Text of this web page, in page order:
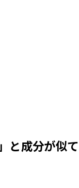
」と成分が似